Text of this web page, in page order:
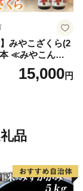
】みやこざくら(2
≪みやこんじょ
0771
15,000円
品